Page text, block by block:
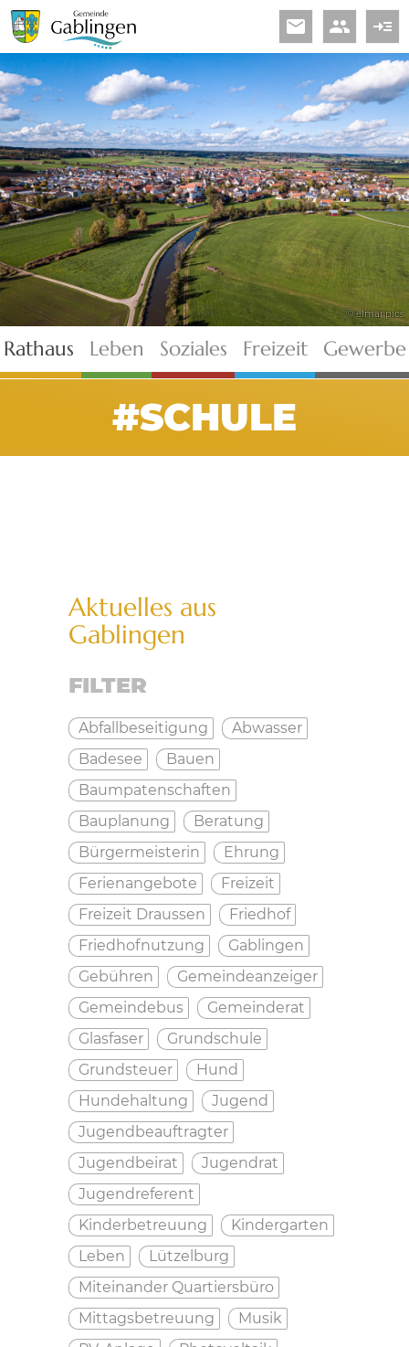
read_more
people
email
© elmar.pics
Rathaus Leben Soziales Freizeit Gewerbe
#SCHULE
Aktuelles aus
Gablingen
FILTER
Abfallbeseitigung
Abwasser
Badesee
Bauen
Baumpatenschaften
Bauplanung
Beratung
Bürgermeisterin
Ehrung
Ferienangebote
Freizeit
Freizeit Draussen
Friedhof
Friedhofnutzung
Gablingen
Gebühren
Gemeindeanzeiger
Gemeindebus
Gemeinderat
Glasfaser
Grundschule
Grundsteuer
Hund
Hundehaltung
Jugend
Jugendbeauftragter
Jugendbeirat
Jugendrat
Jugendreferent
Kinderbetreuung
Kindergarten
Leben
Lützelburg
Miteinander Quartiersbüro
Mittagsbetreuung
Musik